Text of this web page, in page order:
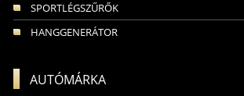
SPORTLÉGSZŰRŐK
HANGGENERÁTOR
AUTÓMÁRKA